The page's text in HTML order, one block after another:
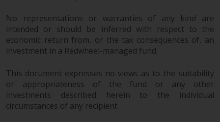
alle auftretenden Streitigkeiten,
es sei denn, diese Inhalte
unterliegen ausdrücklich den
Gesetzen von eine andere
Gerichtsbarkeit. Wenn ein
zuständiges Gericht aus
irgendeinem Grund eine
Bestimmung dieses Abschnitts
„Wichtige Informationen“ für
No representations or warranties of any kind are
intended or should be inferred with respect to the
economic return from, or the tax consequences of, an
investment in a Redwheel-managed fund.
This document expresses no views as to the suitability
or appropriateness of the fund or any other
investments described herein to the individual
circumstances of any recipient.